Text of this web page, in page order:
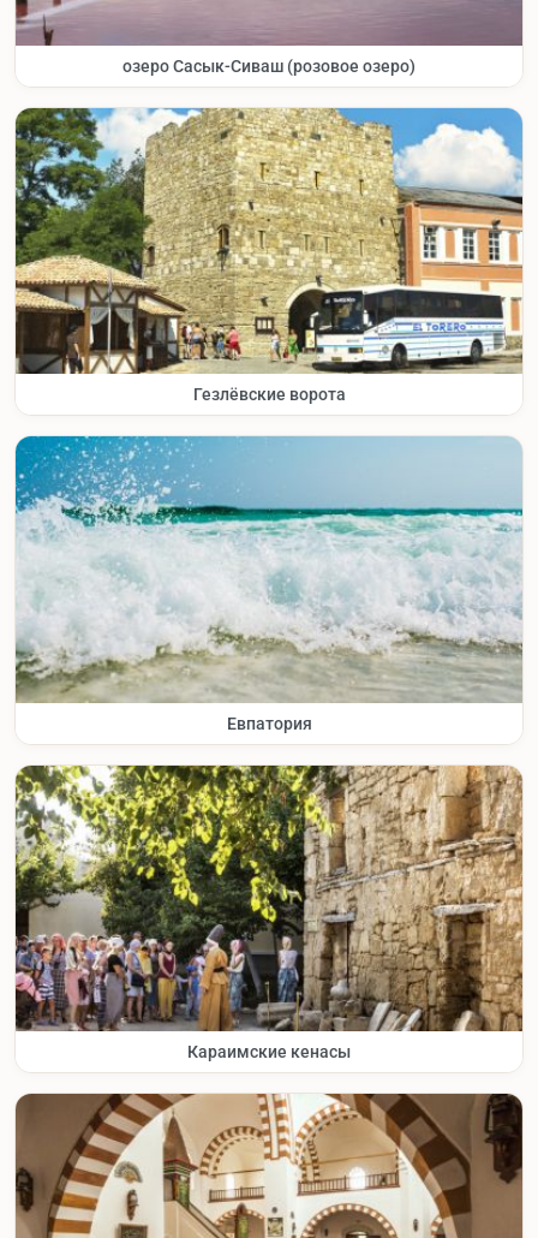
озеро Сасык-Сиваш (розовое озеро)
Гезлёвские ворота
Евпатория
Караимские кенасы